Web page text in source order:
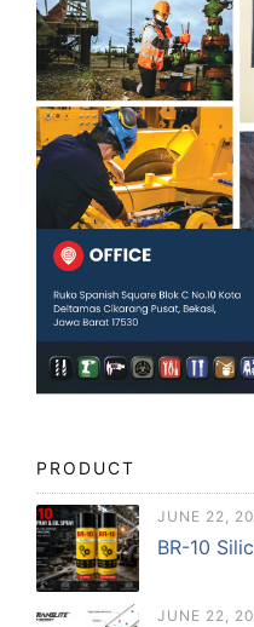
PRODUCT
JUNE 22,
BR-10
JUNE 22,